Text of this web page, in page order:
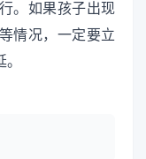
。如果孩子出现
情况，一定要立